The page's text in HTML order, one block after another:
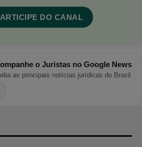
DO CANAL
o Juristas no Google News
as principais notícias jurídicas do Brasil